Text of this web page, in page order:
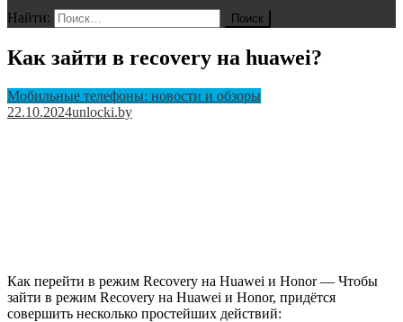
Найти:
Как зайти в recovery на huawei?
Мобильные телефоны: новости и обзоры
22.10.2024unlocki.by
Как перейти в режим Recovery на Huawei и Honor — Чтобы
зайти в режим Recovery на Huawei и Honor, придётся
совершить несколько простейших действий: